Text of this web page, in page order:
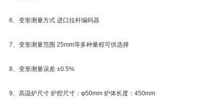
6、变形测量方式 进口拉杆编码器
7、变形测量范围 25mm等多种量程可供选择
8、变形测量误差 ±0.5%
9、高温炉尺寸 炉腔尺寸：φ50mm 炉体长度：450mm